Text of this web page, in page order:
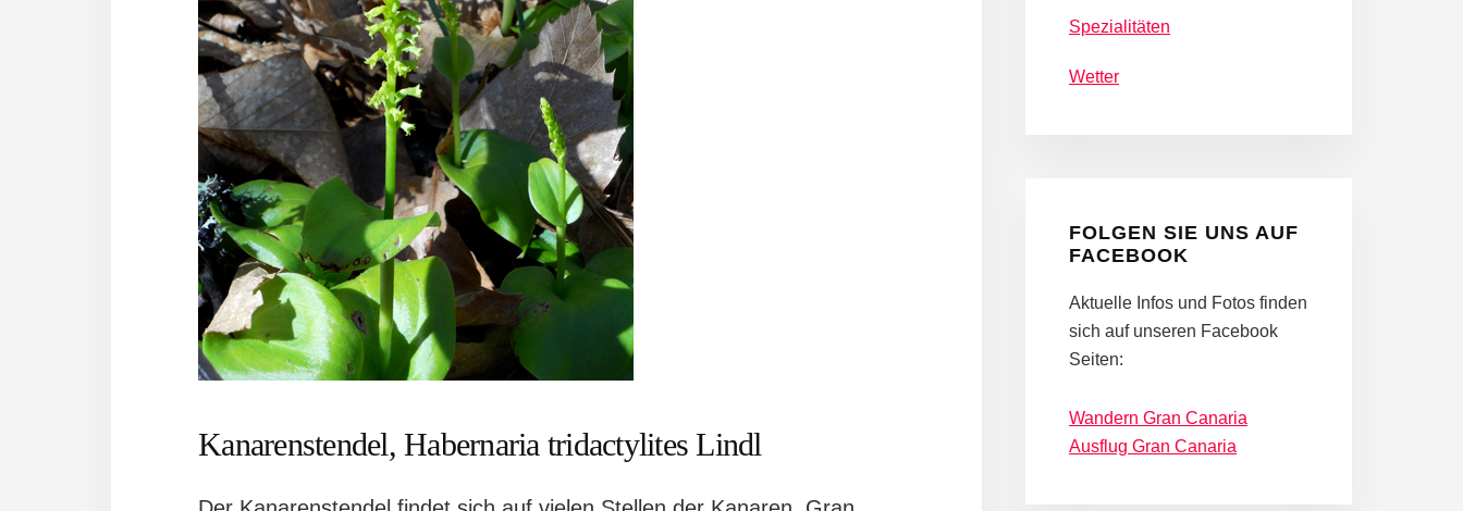
Kanarenstendel, Habernaria tridactylites Lindl
Spezialitäten
Wetter
FOLGEN SIE UNS AUF
FACEBOOK
Aktuelle Infos und Fotos finden
sich auf unseren Facebook
Seiten:
Wandern Gran Canaria
Ausflug Gran Canaria